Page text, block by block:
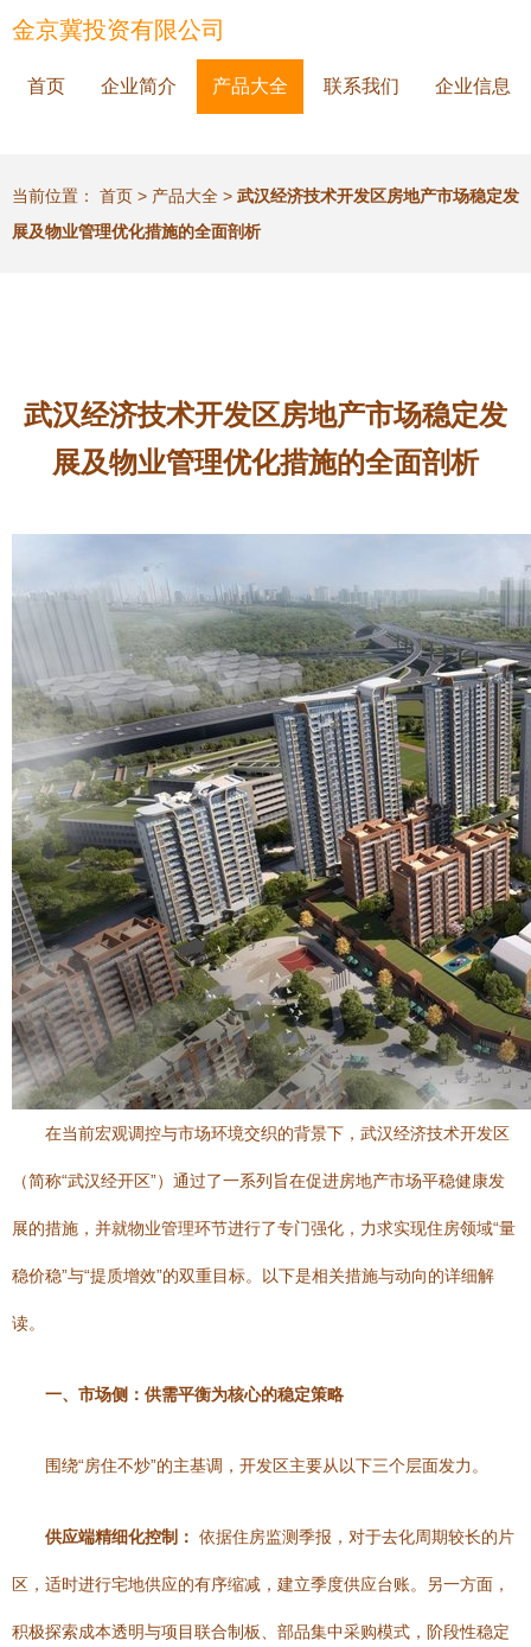
金京冀投资有限公司
首页 企业简介 产品大全 联系我们 企业信息
当前位置： 首页 > 产品大全 > 武汉经济技术开发区房地产市场稳定发
展及物业管理优化措施的全面剖析
武汉经济技术开发区房地产市场稳定发
展及物业管理优化措施的全面剖析
在当前宏观调控与市场环境交织的背景下，武汉经济技术开发区
（简称“武汉经开区”）通过了一系列旨在促进房地产市场平稳健康发
展的措施，并就物业管理环节进行了专门强化，力求实现住房领域“量
稳价稳”与“提质增效”的双重目标。以下是相关措施与动向的详细解
读。
一、市场侧：供需平衡为核心的稳定策略
围绕“房住不炒”的主基调，开发区主要从以下三个层面发力。
供应端精细化控制： 依据住房监测季报，对于去化周期较长的片
区，适时进行宅地供应的有序缩减，建立季度供应台账。另一方面，
积极探索成本透明与项目联合制板、部品集中采购模式，阶段性稳定